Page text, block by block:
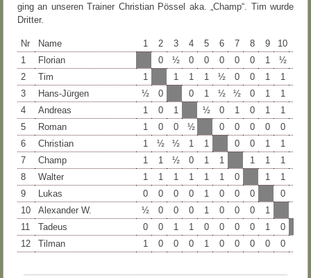
ging an unseren Trainer Christian Pössel aka. „Champ“. Tim wurde
Dritter.
Nr Name 1 2 3 4 5 6 7 8 9 10
1
Florian 0 ½ 0 0 0 0 0 1 ½
2
Tim 1 1 1 1 ½ 0 0 1 1
3
Hans-Jürgen ½ 0 0 1 ½ ½ 0 1 1
4
Andreas 1 0 1 ½ 0 1 0 1 1
5
Roman 1 0 0 ½ 0 0 0 0 0
6
Christian 1 ½ ½ 1 1 0 0 1 1
7
Champ 1 1 ½ 0 1 1 1 1 1
8
Walter 1 1 1 1 1 1 0 1 1
9
Lukas 0 0 0 0 1 0 0 0 0
10
Alexander W. ½ 0 0 0 1 0 0 0 1
11
Tadeus 0 0 1 1 0 0 0 0 1 0
12
Tilman 1 0 0 0 1 0 0 0 0 0